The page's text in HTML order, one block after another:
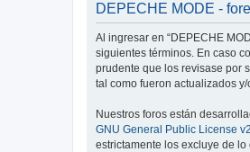
DEPECHE MODE -
Al ingresar en “DEPECHE
siguientes términos. En caso
prudente que los revisase por
tal como fueron actualizados
Nuestros foros están
GNU General Public License
estrictamente los excluye de